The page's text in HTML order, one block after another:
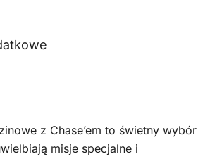
z Chase’em to świetny wybór
misje specjalne i